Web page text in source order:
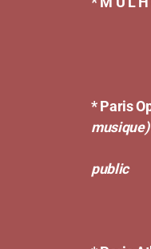
-
-
-
-
* Paris
-
public
-
- La